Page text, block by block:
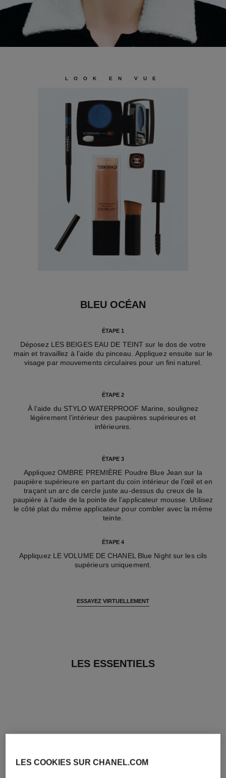
LOOK EN VUE
BLEU OCÉAN
ÉTAPE 1
Déposez LES BEIGES EAU DE TEINT sur le dos de votre
main et travaillez à l’aide du pinceau. Appliquez ensuite sur le
visage par mouvements circulaires pour un fini naturel.
ÉTAPE 2
À l’aide du STYLO WATERPROOF Marine, soulignez
légèrement l’intérieur des paupières supérieures et
inférieures.
ÉTAPE 3
Appliquez OMBRE PREMIÈRE Poudre Blue Jean sur la
paupière supérieure en partant du coin intérieur de l’œil et en
traçant un arc de cercle juste au-dessus du creux de la
paupière à l’aide de la pointe de l’applicateur mousse. Utilisez
le côté plat du même applicateur pour combler avec la même
teinte.
ÉTAPE 4
Appliquez LE VOLUME DE CHANEL Blue Night sur les cils
supérieurs uniquement.
ESSAYEZ VIRTUELLEMENT
LES ESSENTIELS
LES COOKIES SUR CHANEL.COM